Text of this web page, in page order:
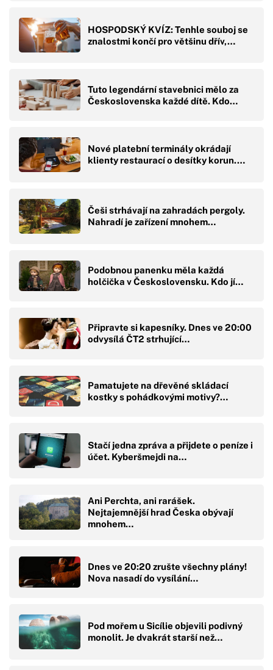
HOSPODSKÝ KVÍZ: Tenhle souboj se
znalostmi končí pro většinu dřív,…
Tuto legendární stavebnici mělo za
Československa každé dítě. Kdo…
Nové platební terminály okrádají
klienty restaurací o desítky korun.…
Češi strhávají na zahradách pergoly.
Nahradí je zařízení mnohem…
Podobnou panenku měla každá
holčička v Československu. Kdo jí…
Připravte si kapesníky. Dnes ve 20:00
odvysílá ČT2 strhující…
Pamatujete na dřevěné skládací
kostky s pohádkovými motivy?…
Stačí jedna zpráva a přijdete o peníze i
účet. Kyberšmejdi na…
Ani Perchta, ani rarášek.
Nejtajemnější hrad Česka obývají
mnohem…
Dnes ve 20:20 zrušte všechny plány!
Nova nasadí do vysílání…
Pod mořem u Sicílie objevili podivný
monolit. Je dvakrát starší než…